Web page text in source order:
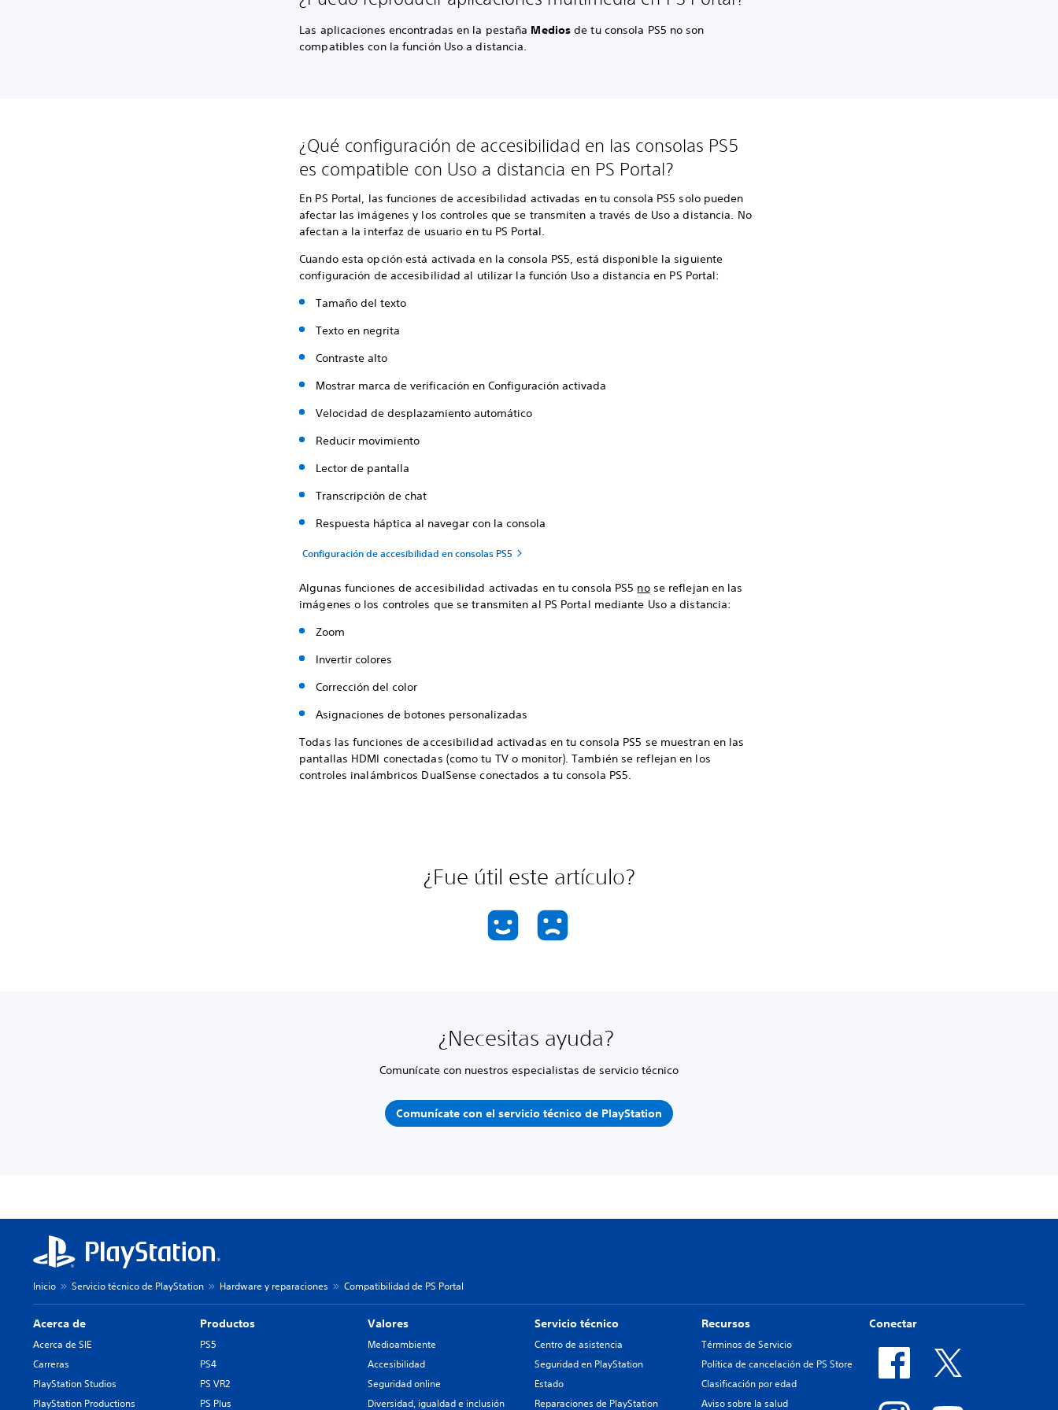
Las aplicaciones encontradas en la pestaña Medios de tu consola PS5 no son
compatibles con la función Uso a distancia.
¿Qué configuración de accesibilidad en las consolas PS5
es compatible con Uso a distancia en PS Portal?
En PS Portal, las funciones de accesibilidad activadas en tu consola PS5 solo pueden
afectar las imágenes y los controles que se transmiten a través de Uso a distancia. No
afectan a la interfaz de usuario en tu PS Portal.
Cuando esta opción está activada en la consola PS5, está disponible la siguiente
configuración de accesibilidad al utilizar la función Uso a distancia en PS Portal:
Tamaño del texto
Texto en negrita
Contraste alto
Mostrar marca de verificación en Configuración activada
Velocidad de desplazamiento automático
Reducir movimiento
Lector de pantalla
Transcripción de chat
Respuesta háptica al navegar con la consola
Configuración de accesibilidad en consolas PS5
Algunas funciones de accesibilidad activadas en tu consola PS5 nose reflejan en las
imágenes o los controles que se transmiten al PS Portal mediante Uso a distancia:
Zoom
Invertir colores
Corrección del color
Asignaciones de botones personalizadas
Todas las funciones de accesibilidad activadas en tu consola PS5 se muestran en las
pantallas HDMI conectadas (como tu TV o monitor). También se reflejan en los
controles inalámbricos DualSense conectados a tu consola PS5.
¿Fue útil este artículo?
¿Necesitas ayuda?
Comunícate con nuestros especialistas de servicio técnico
Comunícate con el servicio técnico de PlayStation
Inicio Servicio técnico de PlayStation Hardware y reparaciones Compatibilidad de PS Portal
Acerca de
Acerca de SIE
Carreras
PlayStation Studios
PlayStation Productions
Productos
PS5
PS4
PS VR2
PS Plus
Valores
Medioambiente
Accesibilidad
Seguridad online
Diversidad, igualdad e inclusión
Servicio técnico
Centro de asistencia
Seguridad en PlayStation
Estado
Reparaciones de PlayStation
Recursos
Términos de Servicio
Política de cancelación de PS Store
Clasificación por edad
Aviso sobre la salud
Conectar